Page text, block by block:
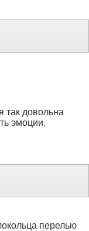
так довольна
эмоции.
перелью